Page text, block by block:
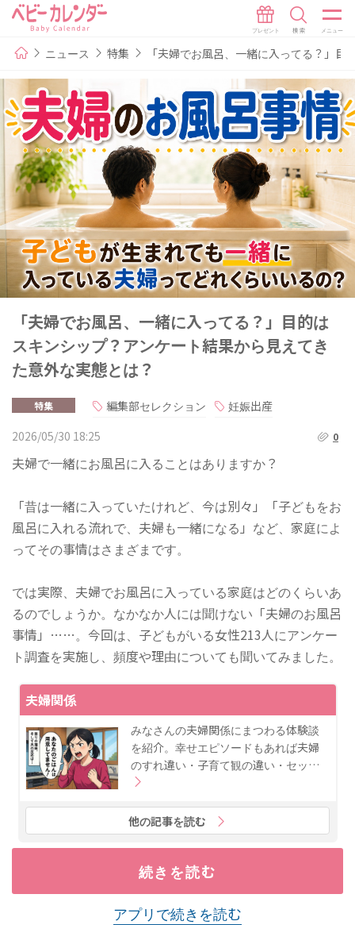
ニュース 特集 「夫婦でお風呂、一緒に入ってる？」
「夫婦でお風呂、一緒に入ってる？」目的は
スキンシップ？アンケート結果から見えてき
た意外な実態とは？
特集 編集部セレクション
妊娠出産
2026/05/30 18:25
0
夫婦で一緒にお風呂に入ることはありますか？
「昔は一緒に入っていたけれど、今は別々」「子どもをお
風呂に入れる流れで、夫婦も一緒になる」など、家庭によ
ってその事情はさまざまです。
では実際、夫婦でお風呂に入っている家庭はどのくらいあ
るのでしょうか。なかなか人には聞けない「夫婦のお風呂
事情」……。今回は、子どもがいる女性213人にアンケー
ト調査を実施し、頻度や理由についても聞いてみました。
夫婦関係
みなさんの夫婦関係にまつわる体験談
を紹介。幸せエピソードもあれば夫婦
のすれ違い・子育て観の違い・セッ…
他の記事を読む
続きを読む
アプリで続きを読む